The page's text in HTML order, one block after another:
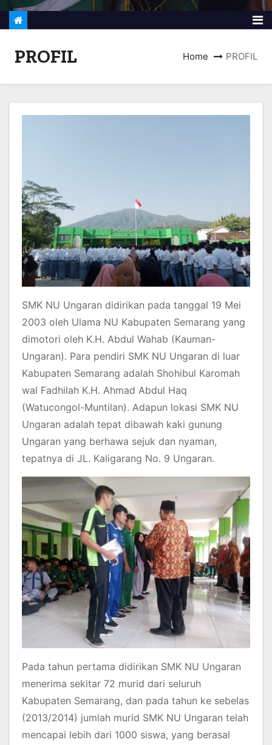
PROFIL Home PROFIL
SMK NU Ungaran didirikan pada tanggal 19 Mei
2003 oleh Ulama NU Kabupaten Semarang yang
dimotori oleh K.H. Abdul Wahab (Kauman-
Ungaran). Para pendiri SMK NU Ungaran di luar
Kabupaten Semarang adalah Shohibul Karomah
wal Fadhilah K.H. Ahmad Abdul Haq
(Watucongol-Muntilan). Adapun lokasi SMK NU
Ungaran adalah tepat dibawah kaki gunung
Ungaran yang berhawa sejuk dan nyaman,
tepatnya di JL. Kaligarang No. 9 Ungaran.
Pada tahun pertama didirikan SMK NU Ungaran
menerima sekitar 72 murid dari seluruh
Kabupaten Semarang, dan pada tahun ke sebelas
(2013/2014) jumlah murid SMK NU Ungaran telah
mencapai lebih dari 1000 siswa, yang berasal